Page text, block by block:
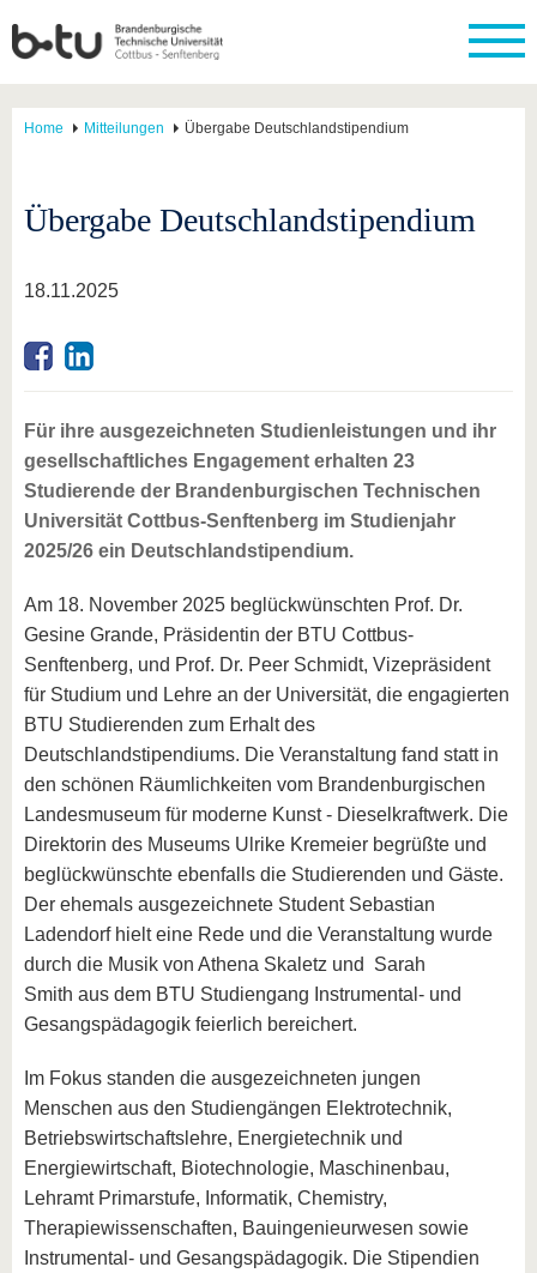
Home Mitteilungen Übergabe Deutschlandstipendium
Übergabe Deutschlandstipendium
18.11.2025
Für ihre ausgezeichneten Studienleistungen und ihr
gesellschaftliches Engagement erhalten 23
Studierende der Brandenburgischen Technischen
Universität Cottbus-Senftenberg im Studienjahr
2025/26 ein Deutschlandstipendium.
Am 18. November 2025 beglückwünschten Prof. Dr.
Gesine Grande, Präsidentin der BTU Cottbus-
Senftenberg, und Prof. Dr. Peer Schmidt, Vizepräsident
für Studium und Lehre an der Universität, die engagierten
BTU Studierenden zum Erhalt des
Deutschlandstipendiums. Die Veranstaltung fand statt in
den schönen Räumlichkeiten vom Brandenburgischen
Landesmuseum für moderne Kunst - Dieselkraftwerk. Die
Direktorin des Museums Ulrike Kremeier begrüßte und
beglückwünschte ebenfalls die Studierenden und Gäste.
Der ehemals ausgezeichnete Student Sebastian
Ladendorf hielt eine Rede und die Veranstaltung wurde
durch die Musik von Athena Skaletz und Sarah
Smith aus dem BTU Studiengang Instrumental- und
Gesangspädagogik feierlich bereichert.
Im Fokus standen die ausgezeichneten jungen
Menschen aus den Studiengängen Elektrotechnik,
Betriebswirtschaftslehre, Energietechnik und
Energiewirtschaft, Biotechnologie, Maschinenbau,
Lehramt Primarstufe, Informatik, Chemistry,
Therapiewissenschaften, Bauingenieurwesen sowie
Instrumental- und Gesangspädagogik. Die Stipendien